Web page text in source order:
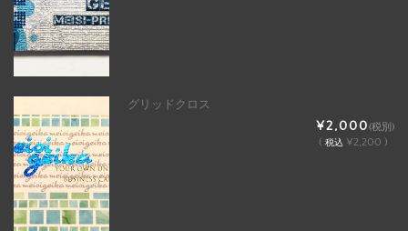
グリッドクロス
¥2,000(税別)
( 税込 ¥2,200 )